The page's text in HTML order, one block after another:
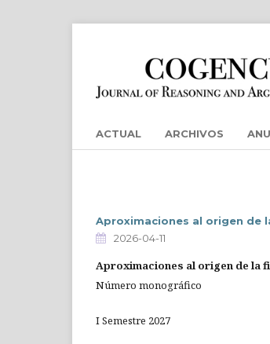
ACTUAL ARCHIVOS
Aproximaciones al origen de
2026-04-11
Aproximaciones al origen de la
Número monográfico
I Semestre 2027